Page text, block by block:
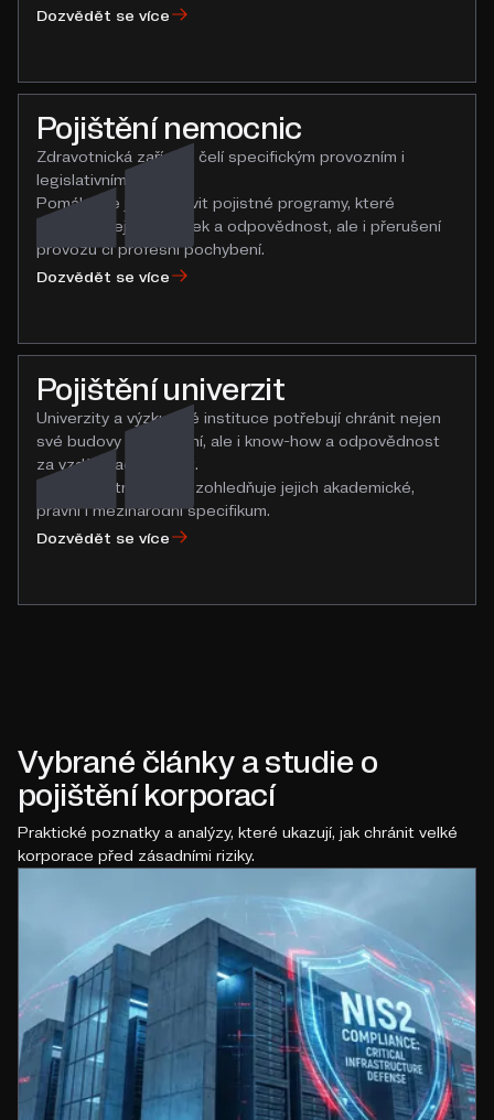
Dozvědět se více
Pojištění nemocnic
Zdravotnická zařízení čelí specifickým provozním i
legislativním rizikům.
Pomáháme jim nastavit pojistné programy, které
pokrývají nejen majetek a odpovědnost, ale i přerušení
provozu či profesní pochybení.
Dozvědět se více
Pojištění univerzit
Univerzity a výzkumné instituce potřebují chránit nejen
své budovy a vybavení, ale i know-how a odpovědnost
za vzdělávací činnost.
Naše pojistné řešení zohledňuje jejich akademické,
právní i mezinárodní specifikum.
Dozvědět se více
Vybrané články a studie o
pojištění korporací
Praktické poznatky a analýzy, které ukazují, jak chránit velké
korporace před zásadními riziky.